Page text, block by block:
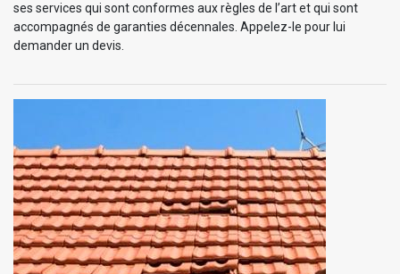
ses services qui sont conformes aux règles de l’art et qui sont
accompagnés de garanties décennales. Appelez-le pour lui
demander un devis.